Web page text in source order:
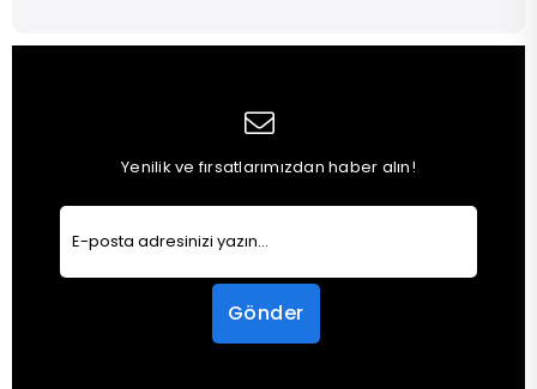
Yenilik ve fırsatlarımızdan haber alın!
Gönder